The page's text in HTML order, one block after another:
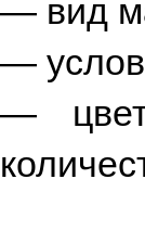
— вид
—
—